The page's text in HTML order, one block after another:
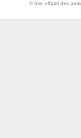
© Site officiel des